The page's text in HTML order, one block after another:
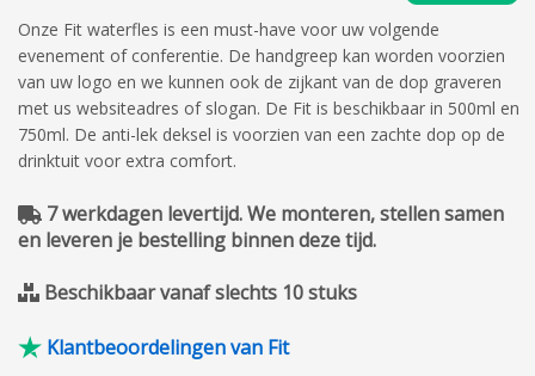
Onze Fit waterfles is een must-have voor uw volgende
evenement of conferentie. De handgreep kan worden voorzien
van uw logo en we kunnen ook de zijkant van de dop graveren
met us websiteadres of slogan. De Fit is beschikbaar in 500ml en
750ml. De anti-lek deksel is voorzien van een zachte dop op de
drinktuit voor extra comfort.
7 werkdagen levertijd. We monteren, stellen samen
en leveren je bestelling binnen deze tijd.
Beschikbaar vanaf slechts 10 stuks
Klantbeoordelingen van Fit